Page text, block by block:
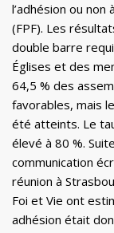
l’adhésion ou
(FPF). Les
double barre
Églises et des
64,5 % des
favorables, mais
été atteints. Le
élevé à 80 %.
communication
réunion à
Foi et Vie ont
adhésion était